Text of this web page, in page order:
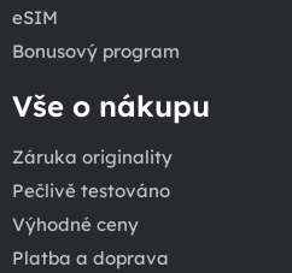
eSIM
Bonusový program
Vše o nákupu
Záruka originality
Pečlivě testováno
Výhodné ceny
Platba a doprava